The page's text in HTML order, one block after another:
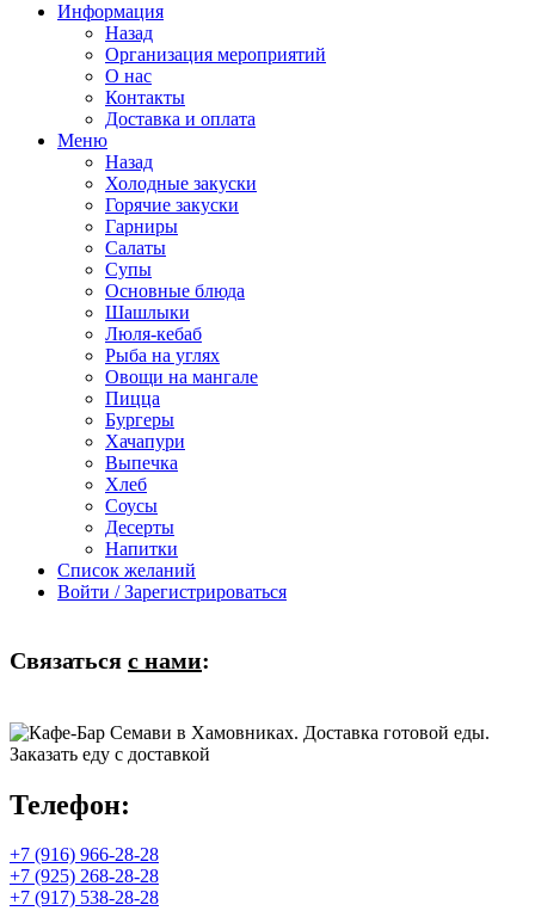
Информация
Назад
Организация мероприятий
О нас
Контакты
Доставка и оплата
Меню
Назад
Холодные закуски
Горячие закуски
Гарниры
Салаты
Супы
Основные блюда
Шашлыки
Люля-кебаб
Рыба на углях
Овощи на мангале
Пицца
Бургеры
Хачапури
Выпечка
Хлеб
Соусы
Десерты
Напитки
Список желаний
Войти / Зарегистрироваться
Связаться с нами:
Телефон:
+7 (916) 966-28-28
+7 (925) 268-28-28
+7 (917) 538-28-28